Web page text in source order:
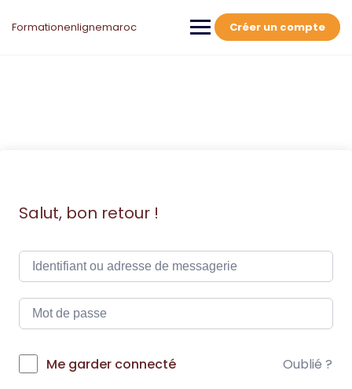
Formationenlignemaroc Créer un compte
Salut, bon retour !
Me garder connecté Oublié ?